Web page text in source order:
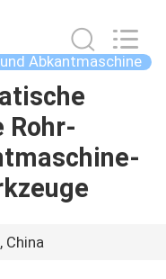
Abkantmaschine
Rohr-
China